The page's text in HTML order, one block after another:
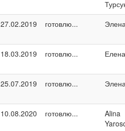
27.02.2019 готовлю...
18.03.2019 готовлю...
25.07.2019 готовлю...
10.08.2020 готовлю...
Alina